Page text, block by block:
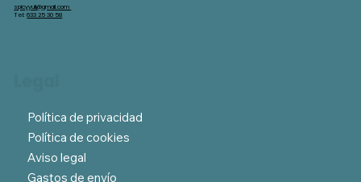
Política de privacidad
Política de cookies
Aviso legal
Gastos de envío
spicyyuli@gmail.com
Tel:633 25 30 58